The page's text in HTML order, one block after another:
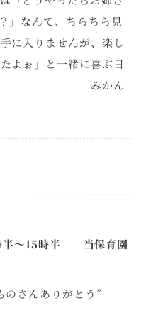
」なんて、ちらちら見
に入りませんが、楽し
よぉ」と一緒に喜ぶ日
０＜） みかん
半～15時半 当保育園
ありがとう”